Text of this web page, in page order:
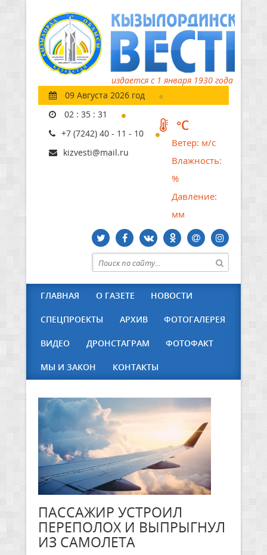
издается с 1 января 1930 года
09 Августа 2026 год
02 : 35 : 32
+7 (7242) 40 - 11 - 10
kizvesti@mail.ru
°C
Ветер: м/с
Влажность:
%
Давление:
мм
ГЛАВНАЯ О ГАЗЕТЕ НОВОСТИ
СПЕЦПРОЕКТЫ АРХИВ ФОТОГАЛЕРЕЯ
ВИДЕО ДРОНСТАГРАМ ФОТОФАКТ
МЫ И ЗАКОН КОНТАКТЫ
ПАССАЖИР УСТРОИЛ
ПЕРЕПОЛОХ И ВЫПРЫГНУЛ
ИЗ САМОЛЕТА